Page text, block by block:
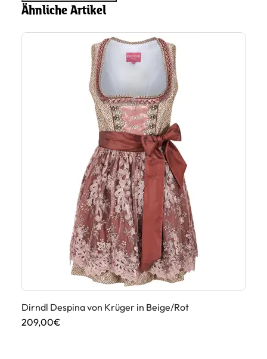
Ähnliche Artikel
Dirndl Despina von Krüger in Beige/Rot
209,00€